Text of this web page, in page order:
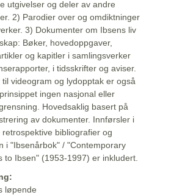
utgivelser og deler av andre
2) Parodier over og omdiktninger
3) Dokumenter om Ibsens liv
Bøker, hovedoppgaver,
og kapitler i samlingsverker
i tidsskrifter og aviser.
til videogram og lydopptak er også
ingen nasjonal eller
Hovedsaklig basert på
av dokumenter. Innførsler i
bibliografier og
i "Ibsenårbok" / "Contemporary
to Ibsen" (1953-1997) er inkludert.
løpende